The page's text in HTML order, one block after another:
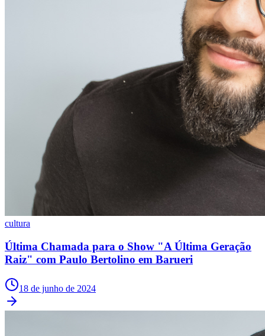
cultura
Última Chamada para o Show "A Última Geração
Raiz" com Paulo Bertolino em Barueri
18 de junho de 2024